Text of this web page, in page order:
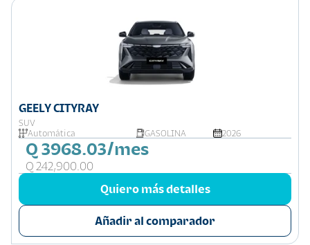
GEELY CITYRAY
SUV
Automática
GASOLINA 2026
Q 3968.03/mes
Q 242,900.00
Quiero más detalles
Añadir al comparador